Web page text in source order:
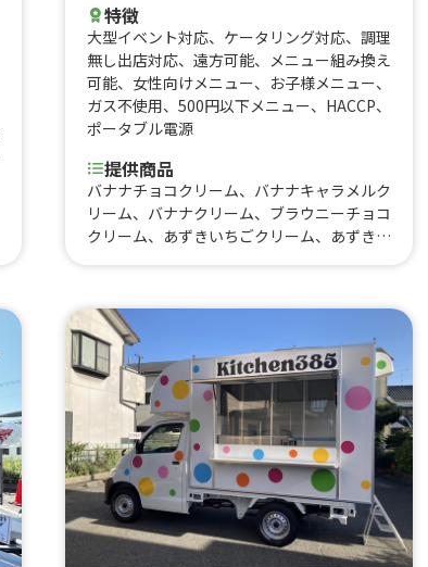
特徴
大型イベント対応、 ケータリング対応、 調理
無し出店対応、 遠方可能、
メニュー組み換え
可能、 女性向けメニュー、 お子様メニュー、
ガス不使用、 500円以下メニュー、 HACCP、
ポータブル電源
提供商品
バナナチョコクリーム、バナナキャラメルク
リーム、バナナクリーム、ブラウニーチョコ
クリーム、あずきいちごクリーム、あずき抹
ム、みかんクリーム、オレオクリーム、チョ
コクリーム、キャラメルクリーム、抹茶クリ
ーム、ストロベリークリーム、ブルーベリー
クリーム、マンゴークリーム、メープルクリ
ーム、ソーセージチーズ、ツナピザ、ツナチ
ーズ、ツナサラダ、ハムツナチーズ、ハムピ
ザ、ハムチーズ、ハムサラダ、シュガーバタ
ー、チョコアーモンド、キャラメルアーモン
ド、レモンシュガー、ワッフルカップ、クレ
ープメニュ表（通常販売）、クレープメニュ
表（イベント販売）、コールドドリンク各種
（ソフトドリンク 炭酸 非炭酸）、ホット